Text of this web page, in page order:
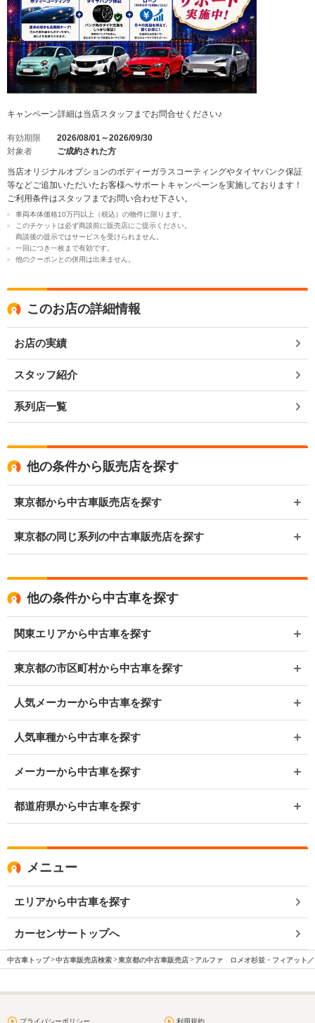
キャンペーン詳細は当店スタッフまでお問合せください♪
有効期限
2026/08/01～2026/09/30
対象者
ご成約された方
当店オリジナルオプションのボディーガラスコーティングやタイヤパンク保証
等などご追加いただいたお客様へサポートキャンペーンを実施しております！
ご利用条件はスタッフまでお問い合わせ下さい。
車両本体価格10万円以上（税込）の物件に限ります。
このチケットは必ず商談前に販売店にご提示ください。
商談後の提示ではサービスを受けられません。
一回につき一枚まで有効です。
他のクーポンとの併用は出来ません。
このお店の詳細情報
お店の実績
スタッフ紹介
系列店一覧
他の条件から販売店を探す
東京都から中古車販売店を探す
東京都の同じ系列の中古車販売店を探す
他の条件から中古車を探す
関東エリアから中古車を探す
東京都の市区町村から中古車を探す
人気メーカーから中古車を探す
人気車種から中古車を探す
メーカーから中古車を探す
都道府県から中古車を探す
メニュー
エリアから中古車を探す
カーセンサートップへ
中古車トップ 中古車販売店検索 東京都の中古車販売店 アルファ ロメオ杉並・フィアット
プライバシーポリシー 利用規約